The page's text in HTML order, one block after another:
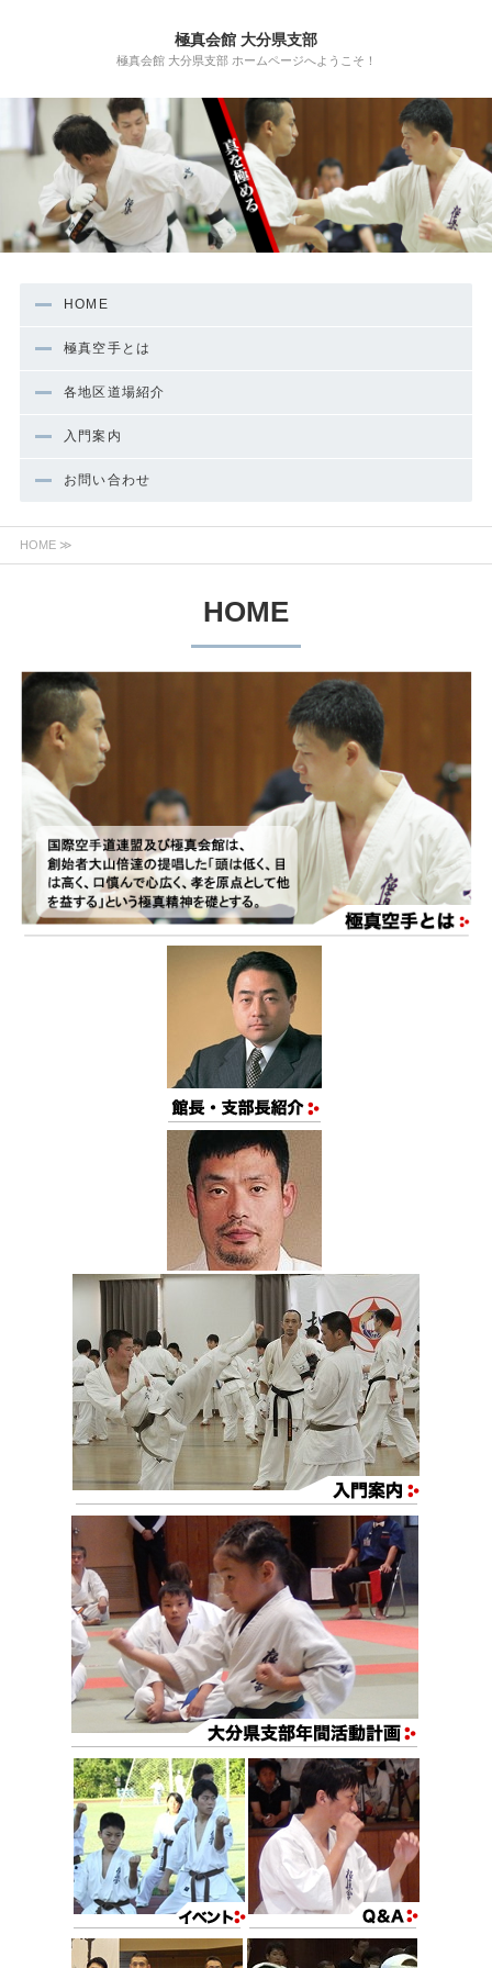
極真会館 大分県支部
極真会館 大分県支部 ホームページへようこそ！
HOME
極真空手とは
各地区道場紹介
入門案内
お問い合わせ
HOME ≫
HOME